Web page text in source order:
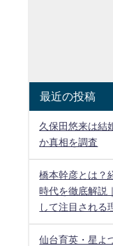
最近の投稿
久保田悠来は結
か真相を調査
橋本幹彦とは？
時代を徹底解説
して注目される
仙台育英・星よ